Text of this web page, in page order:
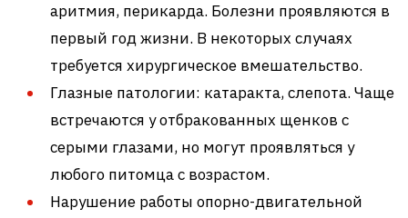
аритмия, перикарда. Болезни проявляются в
первый год жизни. В некоторых случаях
требуется хирургическое вмешательство.
Глазные патологии: катаракта, слепота. Чаще
встречаются у отбракованных щенков с
серыми глазами, но могут проявляться у
любого питомца с возрастом.
Нарушение работы опорно-двигательной